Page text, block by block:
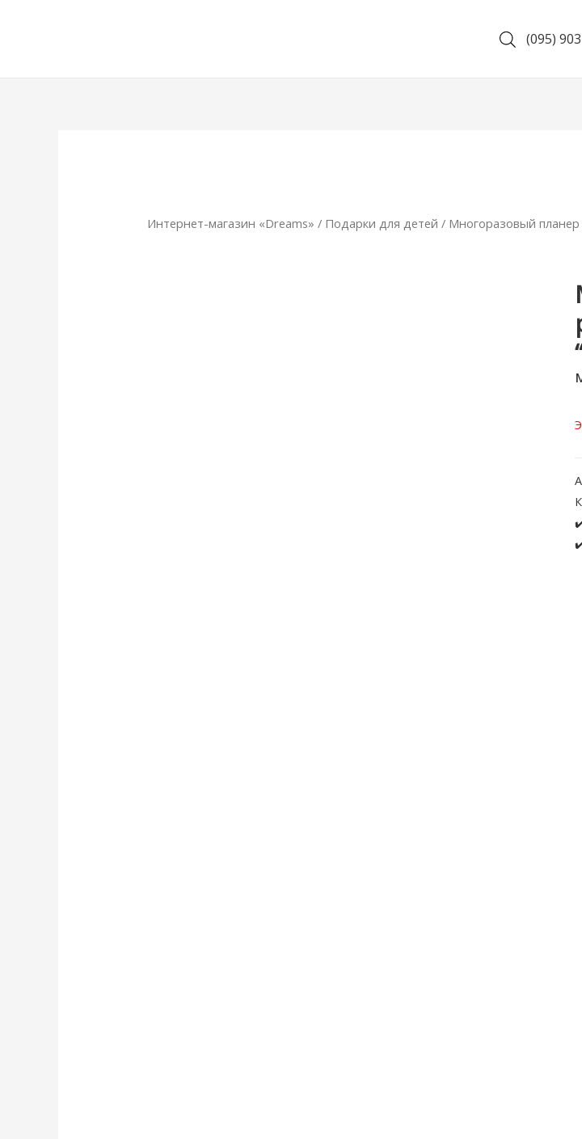
(095)
Интернет-магазин «Dreams» / Подарки для детей / Многоразовый планер